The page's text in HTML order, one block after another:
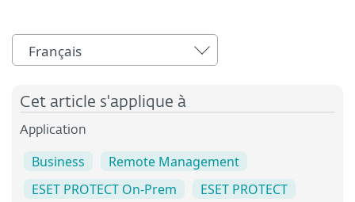
Français
Cet article s'applique à
Application
Business
Remote Management
ESET PROTECT On-Prem
ESET PROTECT